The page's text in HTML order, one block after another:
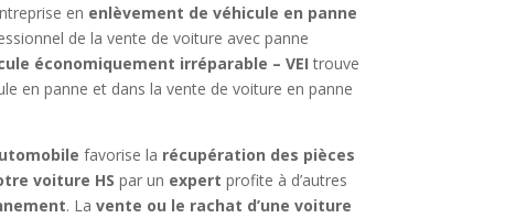
en enlèvement de véhicule en panne
de la vente de voiture avec panne
économiquement irréparable – VEI trouve
en panne et dans la vente de voiture en panne
favorise la récupération des pièces
voiture HS par un expert profite à d’autres
. Lavente ou le rachat d’une voiture